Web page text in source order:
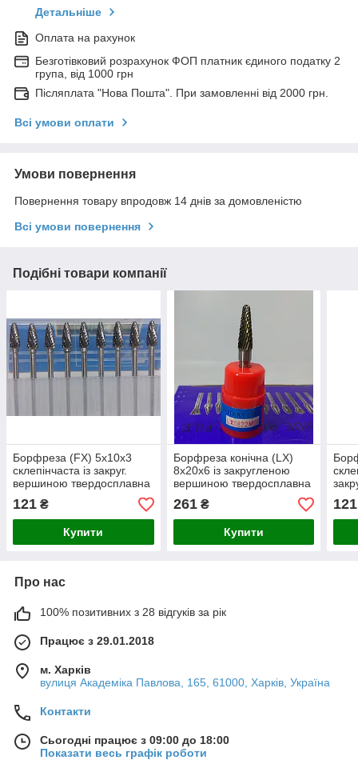
Детальніше
Оплата на рахунок
Безготівковий розрахунок ФОП платник єдиного податку 2
група, від 1000 грн
Післяплата "Нова Пошта". При замовленні від 2000 грн.
Всі умови оплати
Умови повернення
Повернення товару впродовж 14 днів за домовленістю
Всі умови повернення
Подібні товари компанії
Борфреза (FX) 5х10х3
склепінчаста із закруг.
вершиною твердосплавна
121 ₴
Купити
Борфреза конічна (LX)
8х20х6 із закругленою
вершиною твердосплавна
261₴
Купити
121
Про нас
100% позитивних з 28 відгуків за рік
Працює з 29.01.2018
м. Харків
вулиця Академіка Павлова, 165, 61000, Харків, Україна
Контакти
Сьогодні працює з 09:00 до 18:00
Показати весь графік роботи